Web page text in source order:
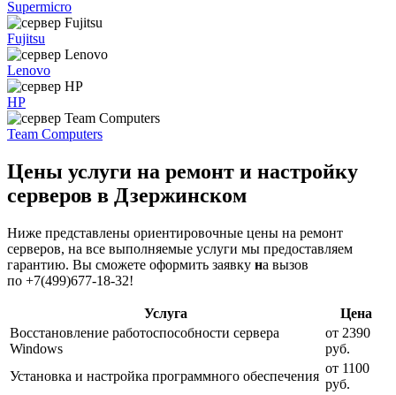
Supermicro
Fujitsu
Lenovo
HP
Team Computers
Цены услуги на ремонт и настройку
серверов в Дзержинском
Ниже представлены ориентировочные цены на ремонт
серверов, на все выполняемые услуги мы предоставляем
гарантию. Вы сможете оформить заявку на вызов
по +7(499)677-18-32!
Услуга
Цена
Восстановление работоспособности сервера
Windows
от 2390
руб.
Установка и настройка программного обеспечения
от 1100
руб.